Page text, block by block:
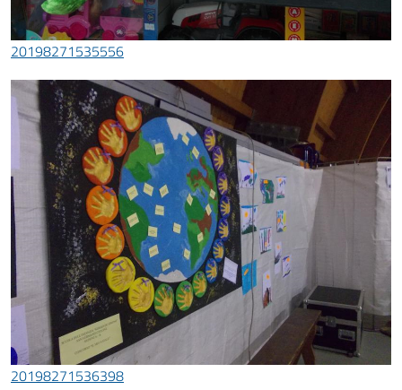
20198271535556
20198271536398